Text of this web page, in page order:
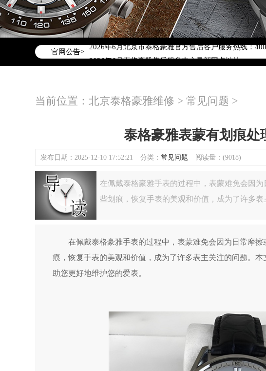
官网公告>
2026年6月泰格豪雅北京市售后服务网络优化升级公告
2026年6月北京市泰格豪雅官方售后客户服务热线：
2026年6月泰格豪雅售后服务中心最新网点地址：
北京市朝阳区建国门外大街甲6号华熙国际中心D座11
节假日正常营业！
当前位置： 北京泰格豪雅维修 > 常见问题 >
泰格豪雅表蒙有划痕处
发布日期：2025-12-10 17:52:21 分类： 常见问题 阅读量：(9018)
在佩戴泰格豪雅手表的过程中，表蒙难免会因
些划痕，恢复手表的美观和价值，成为了许多
在佩戴泰格豪雅手表的过程中，表蒙难免会因为日常摩擦
痕，恢复手表的美观和价值，成为了许多表主关注的问题。
助您更好地维护您的爱表。